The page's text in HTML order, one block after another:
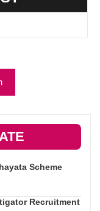
Scheme
Recruitment